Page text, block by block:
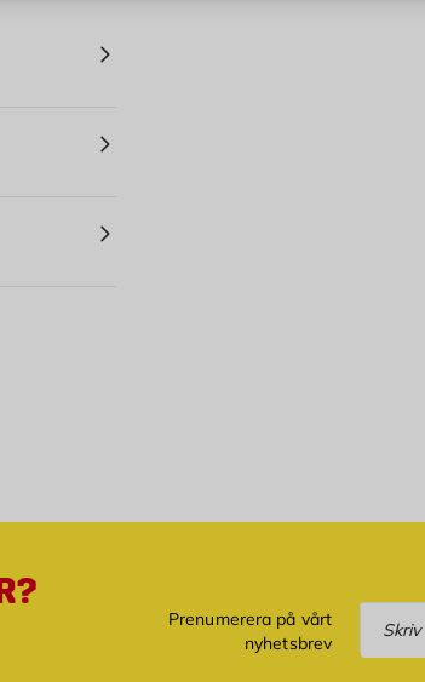
Prenumerera på vårt
nyhetsbrev